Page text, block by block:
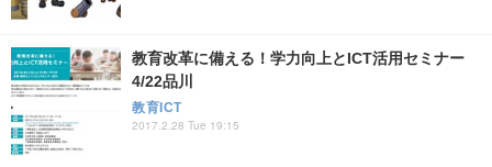
教育改革に備える！学力向上とICT活用セミナー
4/22品川
教育ICT
2017.2.28 Tue 19:15